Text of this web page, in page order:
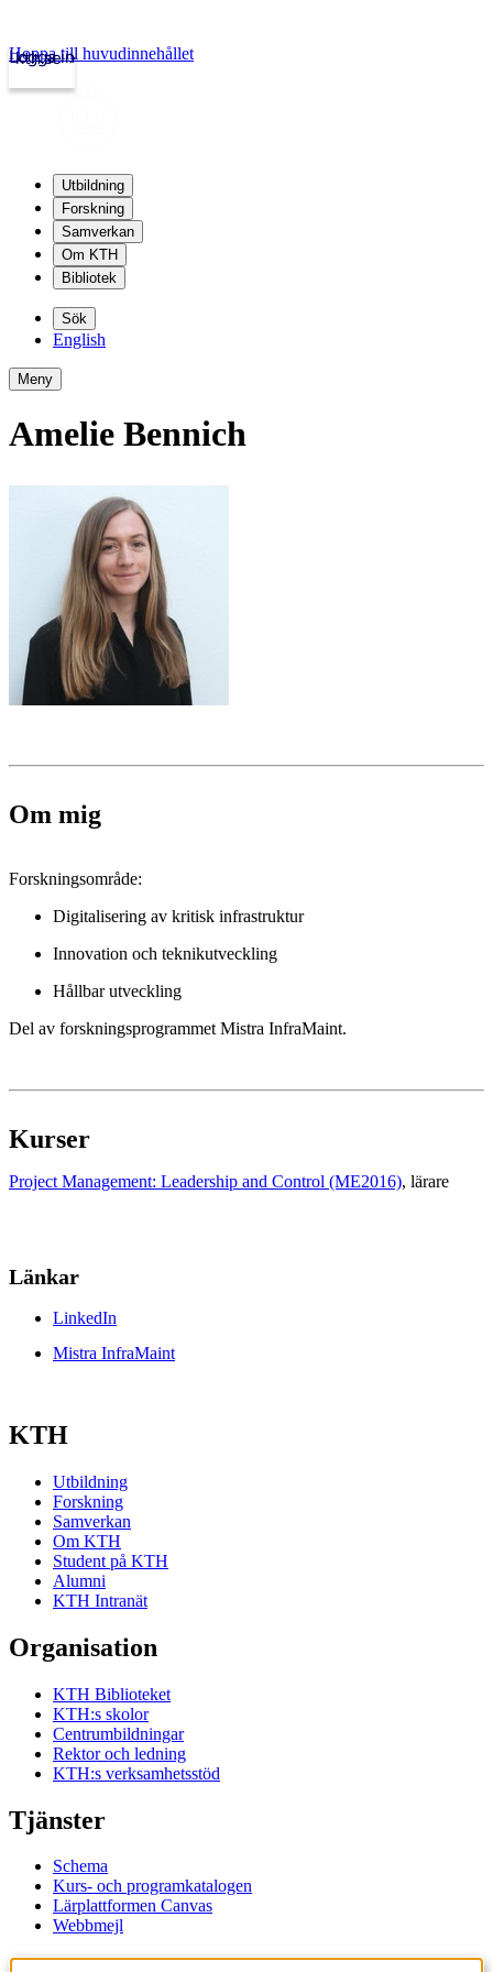
kth.se
Logga in
Hoppa till huvudinnehållet
Utbildning
Forskning
Samverkan
Om KTH
Bibliotek
Sök
English
Meny
Amelie Bennich
Om mig
Forskningsområde:
Digitalisering av kritisk infrastruktur
Innovation och teknikutveckling
Hållbar utveckling
Del av forskningsprogrammet Mistra InfraMaint.
Kurser
Project Management: Leadership and Control (ME2016), lärare
Länkar
LinkedIn
Mistra InfraMaint
KTH
Utbildning
Forskning
Samverkan
Om KTH
Student på KTH
Alumni
KTH Intranät
Organisation
KTH Biblioteket
KTH:s skolor
Centrumbildningar
Rektor och ledning
KTH:s verksamhetsstöd
Tjänster
Schema
Kurs- och programkatalogen
Lärplattformen Canvas
Webbmejl